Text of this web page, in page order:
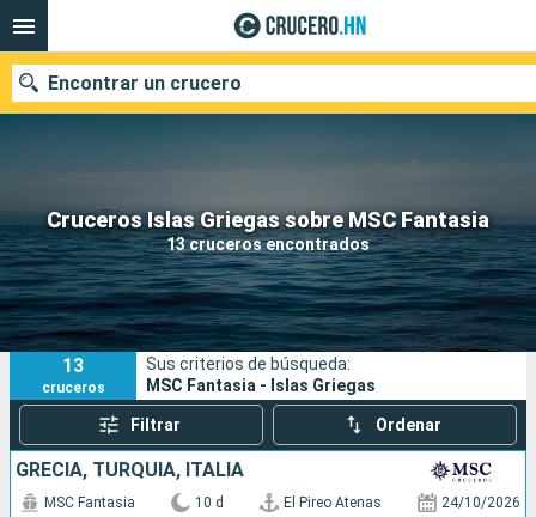
Cruceros Islas Griegas sobre MSC Fantasia
13 cruceros encontrados
Encontrar un crucero
Nuestros destinos
Fecha de salida
Puertos Compañías
Buscar
13
cruceros
Sus criterios de búsqueda:
MSC Fantasia - Islas Griegas
Filtrar Ordenar
GRECIA, TURQUÍA, ITALIA
MSC Fantasia 10 d El Pireo Atenas 24/10/2026